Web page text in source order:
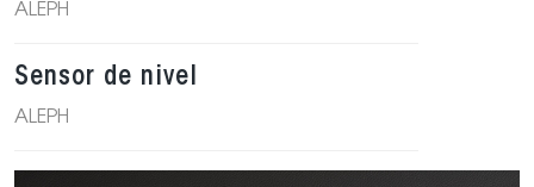
ALEPH
Sensor de nivel
ALEPH